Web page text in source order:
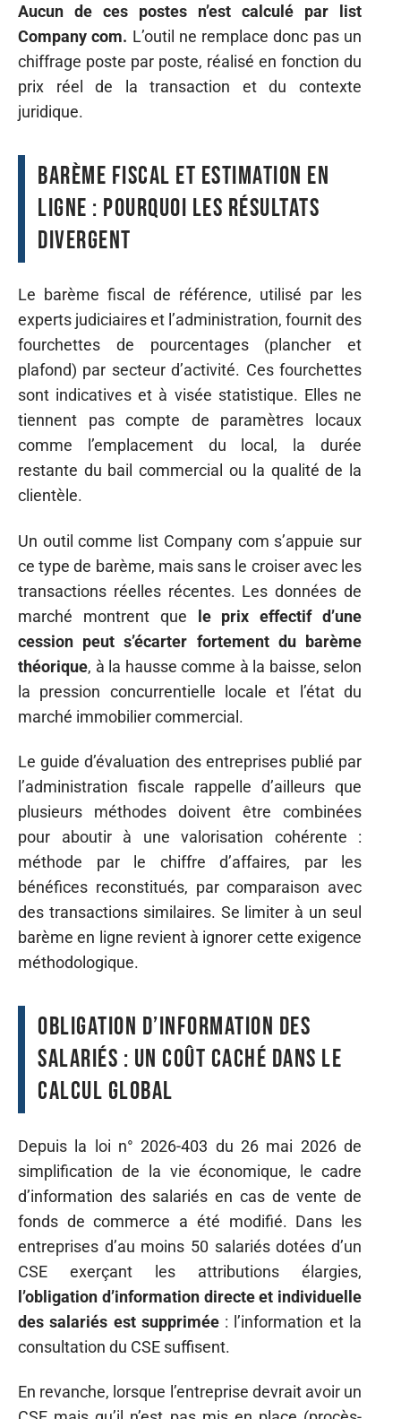
Aucun de ces postes n’est calculé par list
Company com. L’outil ne remplace donc pas un
chiffrage poste par poste, réalisé en fonction du
prix réel de la transaction et du contexte
juridique.
Barème fiscal et estimation en
ligne : pourquoi les résultats
divergent
Le barème fiscal de référence, utilisé par les
experts judiciaires et l’administration, fournit des
fourchettes de pourcentages (plancher et
plafond) par secteur d’activité. Ces fourchettes
sont indicatives et à visée statistique. Elles ne
tiennent pas compte de paramètres locaux
comme l’emplacement du local, la durée
restante du bail commercial ou la qualité de la
clientèle.
Un outil comme list Company com s’appuie sur
ce type de barème, mais sans le croiser avec les
transactions réelles récentes. Les données de
marché montrent que le prix effectif d’une
cession peut s’écarter fortement du barème
théorique, à la hausse comme à la baisse, selon
la pression concurrentielle locale et l’état du
marché immobilier commercial.
Le guide d’évaluation des entreprises publié par
l’administration fiscale rappelle d’ailleurs que
plusieurs méthodes doivent être combinées
pour aboutir à une valorisation cohérente :
méthode par le chiffre d’affaires, par les
bénéfices reconstitués, par comparaison avec
des transactions similaires. Se limiter à un seul
barème en ligne revient à ignorer cette exigence
méthodologique.
Obligation d’information des
salariés : un coût caché dans le
calcul global
Depuis la loi n° 2026-403 du 26 mai 2026 de
simplification de la vie économique, le cadre
d’information des salariés en cas de vente de
fonds de commerce a été modifié. Dans les
entreprises d’au moins 50 salariés dotées d’un
CSE exerçant les attributions élargies,
l’obligation d’information directe et individuelle
des salariés est supprimée: l’information et la
consultation du CSE suffisent.
En revanche, lorsque l’entreprise devrait avoir un